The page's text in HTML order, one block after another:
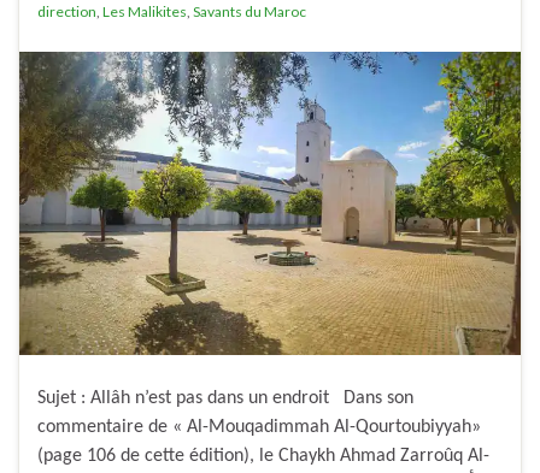
direction Les Malikites Savants du Maroc
Sujet : Allâh n’est pas dans un endroit Dans son
commentaire de « Al-Mouqadimmah Al-Qourtoubiyyah»
(page 106 de cette édition), le Chaykh Ahmad Zarroûq Al-